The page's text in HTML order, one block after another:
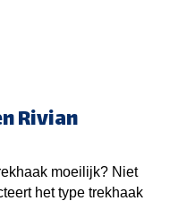
Rivian
moeilijk? Niet
het type trekhaak